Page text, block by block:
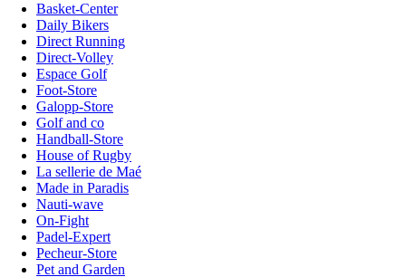
Basket-Center
Daily Bikers
Direct Running
Direct-Volley
Espace Golf
Foot-Store
Galopp-Store
Golf and co
Handball-Store
House of Rugby
La sellerie de Maé
Made in Paradis
Nauti-wave
On-Fight
Padel-Expert
Pecheur-Store
Pet and Garden